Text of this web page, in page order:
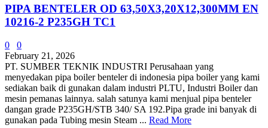
PIPA BENTELER OD 63,50X3,20X12,300MM EN
10216-2 P235GH TC1
0
0
February 21, 2026
PT. SUMBER TEKNIK INDUSTRI Perusahaan yang
menyedakan pipa boiler benteler di indonesia pipa boiler yang kami
sediakan baik di gunakan dalam industri PLTU, Industri Boiler dan
mesin pemanas lainnya. salah satunya kami menjual pipa benteler
dangan grade P235GH/STB 340/ SA 192.Pipa grade ini banyak di
gunakan pada Tubing mesin Steam ... Read More